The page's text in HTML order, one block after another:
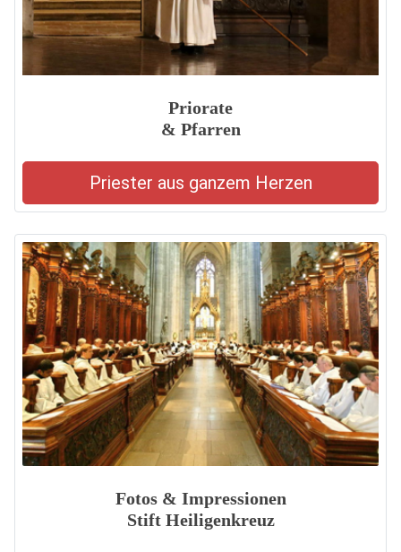
Priorate
& Pfarren
Priester aus ganzem Herzen
Fotos & Impressionen
Stift Heiligenkreuz